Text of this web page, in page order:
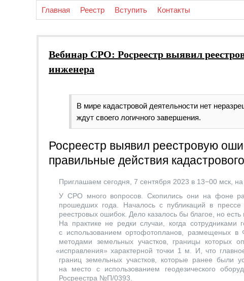
Главная Реестр Вступить Контакты
Вебинар СРО: Росреестр выявил
инженера
В мире кадастровой деятельности нет
ждут своего логичного завершения.
Росреестр выявил реестровую
правильные действия
Приглашаем сегодня, 7 сентября 2023 в 13−00 мск,
У СРО много вопросов. Скопились они на фоне
прошедших года. Началось с публикаций в
реестровых ошибок. Дело казалось бы благое, но
На практике не редки случаи, когда сотрудниками
с использованием ортофотопланов, размещеных в
методами земельных участков, границы которых
«исправления» характерной точки 1 м. И, что
границ земельных участков, которые ранее были
на место с использованием геодезического
Росреестра №П/0393.